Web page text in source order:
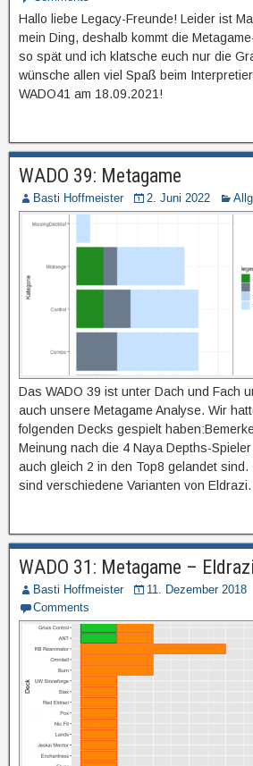
Hallo liebe Legacy-Freunde! Leider ist
mein Ding, deshalb kommt die
so spät und ich klatsche euch nur die
wünsche allen viel Spaß beim
WADO41 am 18.09.2021!
WADO 39: Metagame
Basti Hoffmeister 2. Juni 2022
Das WADO 39 ist unter Dach und Fach
auch unsere Metagame Analyse. Wir
folgenden Decks gespielt
Meinung nach die 4 Naya Depths-
auch gleich 2 in den Top8 gelandet
sind verschiedene Varianten von
WADO 31: Metagame –
Basti Hoffmeister 11. Dezember 2018
Comments